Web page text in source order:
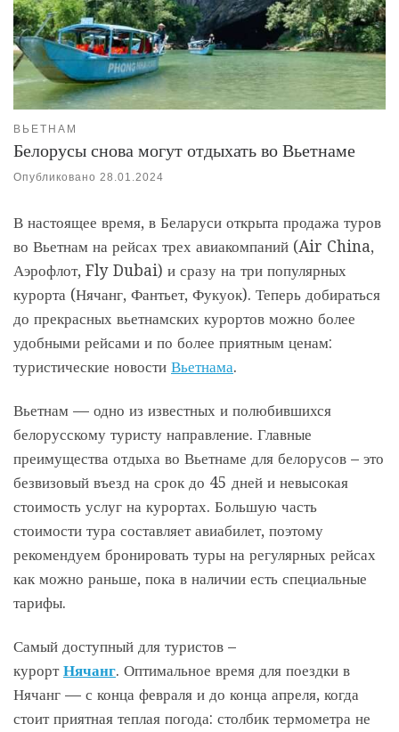
ВЬЕТНАМ
Белорусы снова могут отдыхать во Вьетнаме
Опубликовано 28.01.2024
В настоящее время, в Беларуси открыта продажа туров
во Вьетнам на рейсах трех авиакомпаний (Air China,
Аэрофлот, Fly Dubai) и сразу на три популярных
курорта (Нячанг, Фантьет, Фукуок). Теперь добираться
до прекрасных вьетнамских курортов можно более
удобными рейсами и по более приятным ценам:
туристические новости Вьетнама.
Вьетнам — одно из известных и полюбившихся
белорусскому туристу направление. Главные
преимущества отдыха во Вьетнаме для белорусов – это
безвизовый въезд на срок до 45 дней и невысокая
стоимость услуг на курортах. Большую часть
стоимости тура составляет авиабилет, поэтому
рекомендуем бронировать туры на регулярных рейсах
как можно раньше, пока в наличии есть специальные
тарифы.
Самый доступный для туристов –
курорт Нячанг. Оптимальное время для поездки в
Нячанг — с конца февраля и до конца апреля, когда
стоит приятная теплая погода: столбик термометра не